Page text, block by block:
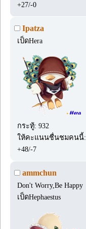
+27/-0
Ipatza
เป็ดHera
กระทู้: 932
ให้คะแนนชื่นชมคนนี้:
+48/-7
ammchun
Don't Worry,Be Happy
เป็ดHephaestus